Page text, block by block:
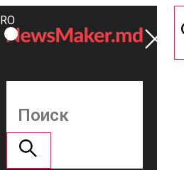
ROMÂNĂ
RU
Поддержать
NM